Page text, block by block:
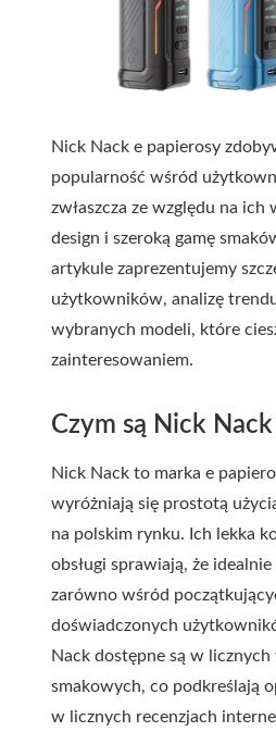
Nick Nack e papierosy
popularność wśród
zwłaszcza ze względu na
design i szeroką gamę
artykule zaprezentujemy
użytkowników, analizę
wybranych modeli, które
zainteresowaniem.
Czym są Nick
Nick Nack to marka e
wyróżniają się prostotą
na polskim rynku. Ich lekka
obsługi sprawiają, że
zarówno wśród
doświadczonych
Nack dostępne są w
smakowych, co podkreślają
w licznych recenzjach